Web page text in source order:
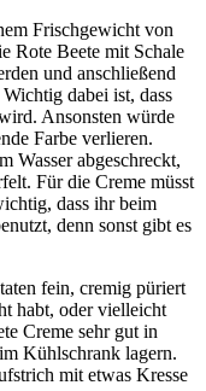
Frischgewicht von
Rote Beete mit Schale
und anschließend
dabei ist, dass
Ansonsten würde
Farbe verlieren.
Wasser abgeschreckt,
Für die Creme müsst
dass ihr beim
denn sonst gibt es
fein, cremig püriert
habt, oder vielleicht
Creme sehr gut in
Kühlschrank lagern.
mit etwas Kresse